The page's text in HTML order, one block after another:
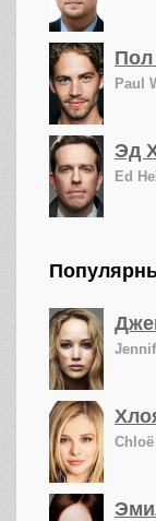
Пол
Paul
Эд
Ed